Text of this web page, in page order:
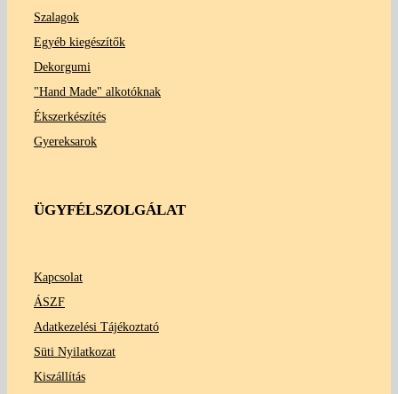
Szalagok
Egyéb kiegészítők
Dekorgumi
"Hand Made" alkotóknak
Ékszerkészítés
Gyereksarok
ÜGYFÉLSZOLGÁLAT
Kapcsolat
ÁSZF
Adatkezelési Tájékoztató
Süti Nyilatkozat
Kiszállítás